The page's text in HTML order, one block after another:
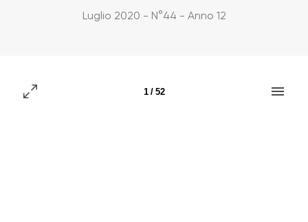
Luglio 2020 - N°44 - Anno 12